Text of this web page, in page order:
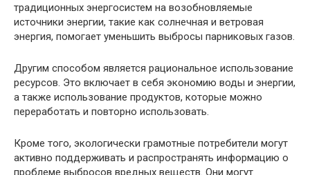
традиционных энергосистем на возобновляемые
источники энергии, такие как солнечная и ветровая
энергия, помогает уменьшить выбросы парниковых газов.
Другим способом является рациональное использование
ресурсов. Это включает в себя экономию воды и энергии,
а также использование продуктов, которые можно
переработать и повторно использовать.
Кроме того, экологически грамотные потребители могут
активно поддерживать и распространять информацию о
проблеме выбросов вредных веществ. Они могут